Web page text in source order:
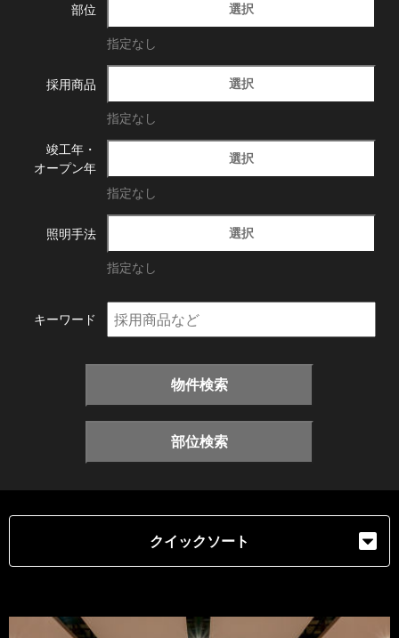
部位 選択
指定なし
採用商品 選択
指定なし
竣工年・
オープン年
選択
指定なし
照明手法 選択
指定なし
キーワード
物件検索
部位検索
クイックソート